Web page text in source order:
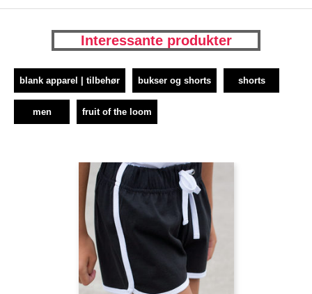
Interessante produkter
blank apparel | tilbehør bukser og shorts shorts
men fruit of the loom